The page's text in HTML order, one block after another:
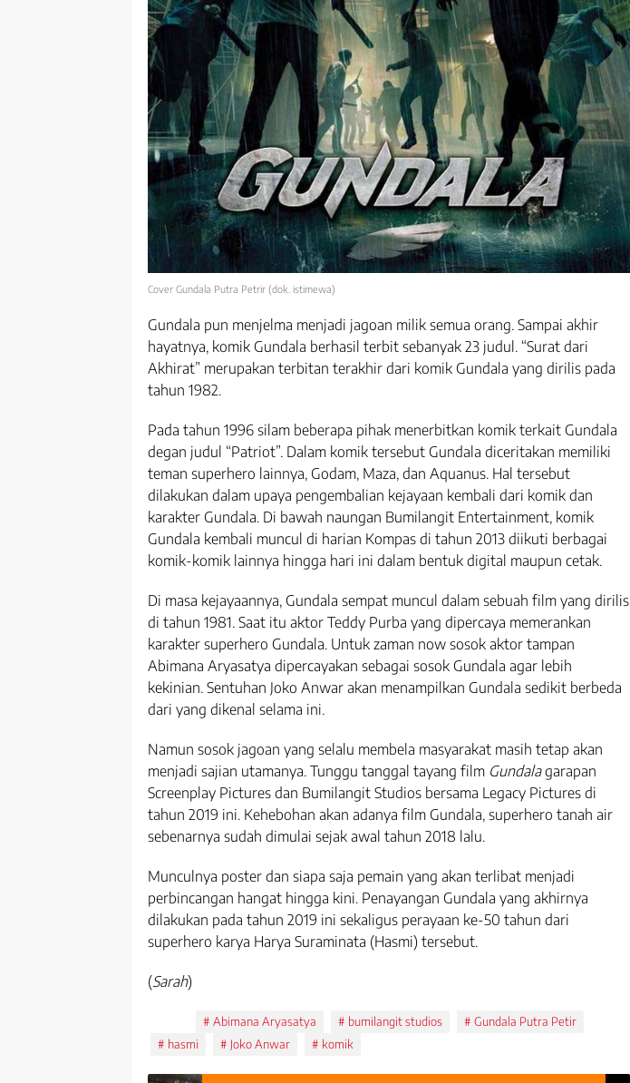
Cover Gundala Putra Petrir (dok. istimewa)
Gundala pun menjelma menjadi jagoan milik semua orang. Sampai akhir
hayatnya, komik Gundala berhasil terbit sebanyak 23 judul. “Surat dari
Akhirat” merupakan terbitan terakhir dari komik Gundala yang dirilis pada
tahun 1982.
Pada tahun 1996 silam beberapa pihak menerbitkan komik terkait Gundala
degan judul “Patriot”. Dalam komik tersebut Gundala diceritakan memiliki
teman superhero lainnya, Godam, Maza, dan Aquanus. Hal tersebut
dilakukan dalam upaya pengembalian kejayaan kembali dari komik dan
karakter Gundala. Di bawah naungan Bumilangit Entertainment, komik
Gundala kembali muncul di harian Kompas di tahun 2013 diikuti berbagai
komik-komik lainnya hingga hari ini dalam bentuk digital maupun cetak.
Di masa kejayaannya, Gundala sempat muncul dalam sebuah film yang dirilis
di tahun 1981. Saat itu aktor Teddy Purba yang dipercaya memerankan
karakter superhero Gundala. Untuk zaman now sosok aktor tampan
Abimana Aryasatya dipercayakan sebagai sosok Gundala agar lebih
kekinian. Sentuhan Joko Anwar akan menampilkan Gundala sedikit berbeda
dari yang dikenal selama ini.
Namun sosok jagoan yang selalu membela masyarakat masih tetap akan
menjadi sajian utamanya. Tunggu tanggal tayang film Gundalagarapan
Screenplay Pictures dan Bumilangit Studios bersama Legacy Pictures di
tahun 2019 ini. Kehebohan akan adanya film Gundala, superhero tanah air
sebenarnya sudah dimulai sejak awal tahun 2018 lalu.
Munculnya poster dan siapa saja pemain yang akan terlibat menjadi
perbincangan hangat hingga kini. Penayangan Gundala yang akhirnya
dilakukan pada tahun 2019 ini sekaligus perayaan ke-50 tahun dari
superhero karya Harya Suraminata (Hasmi) tersebut.
(Sarah)
Abimana Aryasatya bumilangit studios
Gundala Putra Petir
hasmi
Joko Anwar komik